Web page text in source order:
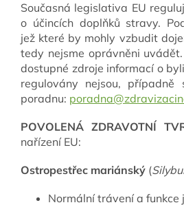
Současná legislativa EU
o účincích doplňků stravy.
jež které by mohly vzbudit
tedy nejsme oprávněni
dostupné zdroje informací o
regulovány nejsou,
poradnu:
POVOLENÁ ZDRAVOTNÍ
nařízení EU:
Ostropestřec mariánský (
Normální trávení a